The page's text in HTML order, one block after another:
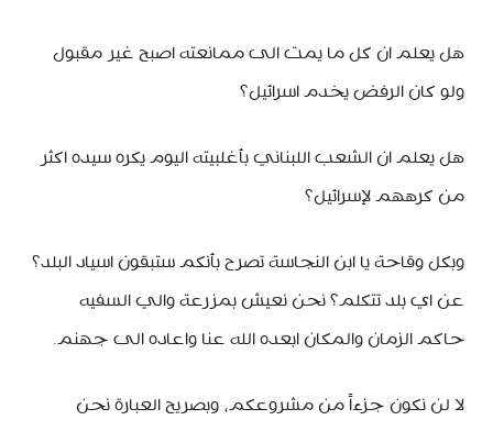
هل يعلم ان كل ما يمت الى ممانعته اصبح غير مقبول
ولو كان الرفض يخدم اسرائيل؟
هل يعلم ان الشعب اللبناني بأغلبيته اليوم يكره سيده اكثر
من كرههم لإسرائيل؟
وبكل وقاحة يا ابن النجاسة تصرح بأنكم ستبقون اسياد البلد؟
عن اي بلد تتكلم؟ نحن نعيش بمزرعة والي السفيه
حاكم الزمان والمكان ابعده الله عنا واعاده الى جهنم.
لا لن نكون جزءاً من مشروعكم، وبصريح العبارة نحن